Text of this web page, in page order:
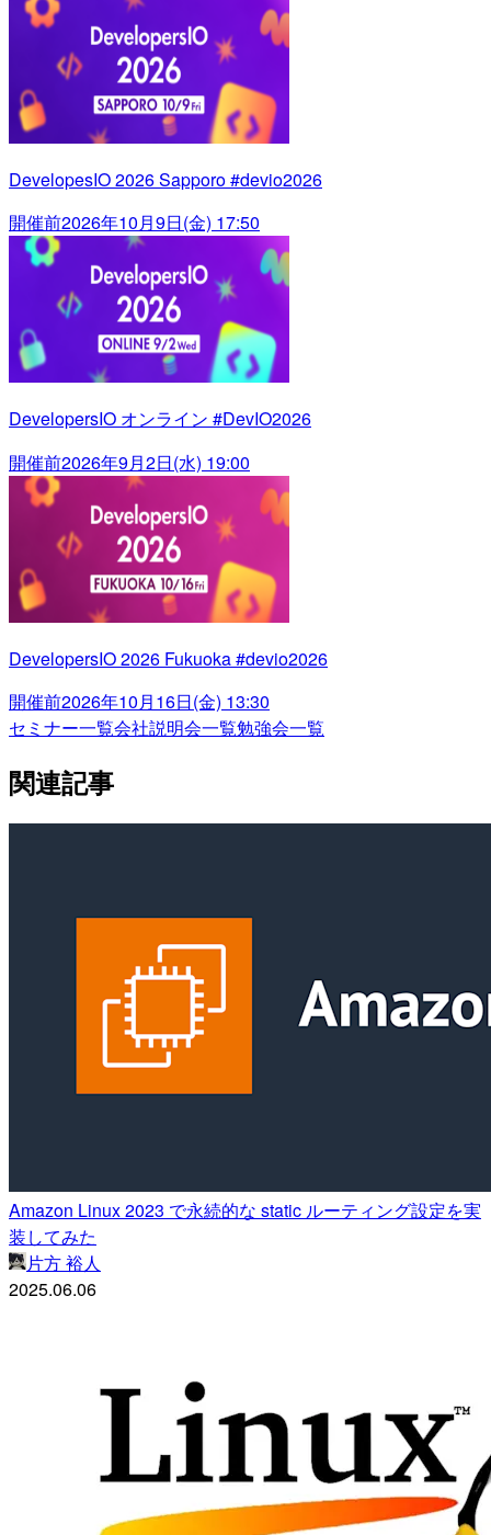
DevelopesIO 2026 Sapporo #devio2026
開催前2026年10月9日(金) 17:50
DevelopersIO オンライン #DevIO2026
開催前2026年9月2日(水) 19:00
DevelopersIO 2026 Fukuoka #devio2026
開催前2026年10月16日(金) 13:30
セミナー一覧会社説明会一覧勉強会一覧
関連記事
Amazon Linux 2023 で永続的な static ルーティング設定を実
装してみた
片方 裕人
2025.06.06